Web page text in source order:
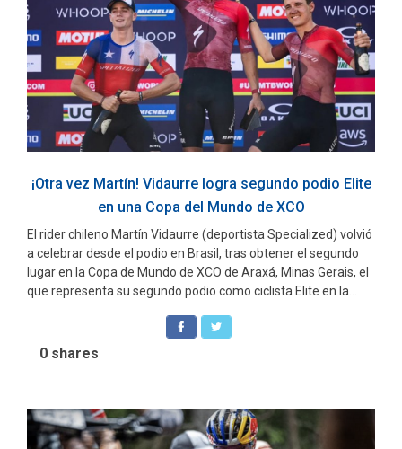
¡Otra vez Martín! Vidaurre logra segundo podio Elite
en una Copa del Mundo de XCO
El rider chileno Martín Vidaurre (deportista Specialized) volvió
a celebrar desde el podio en Brasil, tras obtener el segundo
lugar en la Copa de Mundo de XCO de Araxá, Minas Gerais, el
que representa su segundo podio como ciclista Elite en la...
0 shares